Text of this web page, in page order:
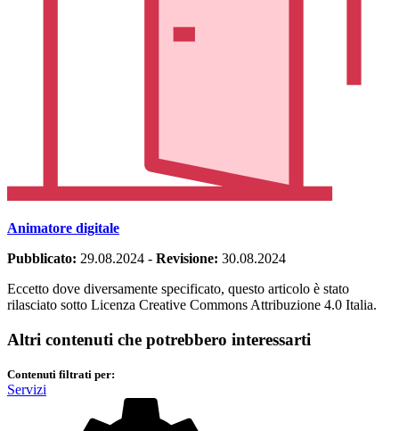
Animatore digitale
Pubblicato: 29.08.2024 - Revisione: 30.08.2024
Eccetto dove diversamente specificato, questo articolo è stato
rilasciato sotto Licenza Creative Commons Attribuzione 4.0 Italia.
Altri contenuti che potrebbero interessarti
Contenuti filtrati per:
Servizi